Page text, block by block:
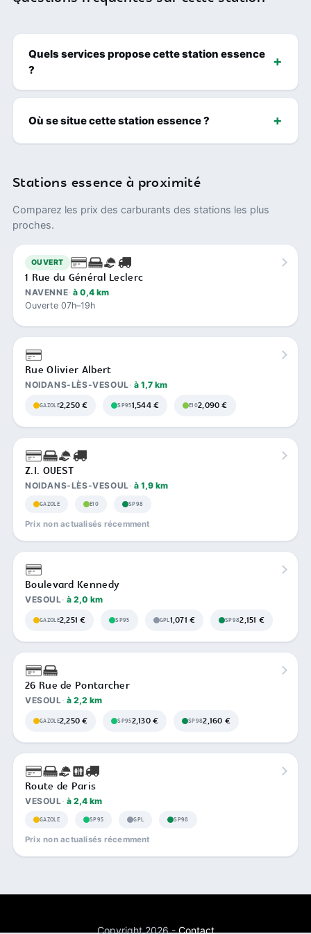
Quels services propose cette station essence
?
Où se situe cette station essence ?
Stations essence à proximité
Comparez les prix des carburants des stations les plus
proches.
OUVERT
1 Rue du Général Leclerc
NAVENNE à 0,4 km
Ouverte 07h–19h
Rue Olivier Albert
NOIDANS-LÈS-VESOUL à 1,7 km
GAZOLE2,250 € SP951,544 € E102,090 €
Z.I. OUEST
NOIDANS-LÈS-VESOUL à 1,9 km
GAZOLE E10 SP98
Prix non actualisés récemment
Boulevard Kennedy
VESOUL à 2,0 km
GAZOLE2,251 € SP95 GPL1,071 € SP982,151 €
26 Rue de Pontarcher
VESOUL à 2,2 km
GAZOLE2,250 € SP952,130 € SP982,160 €
Route de Paris
VESOUL à 2,4 km
GAZOLE SP95 GPL SP98
Prix non actualisés récemment
Copyright 2026 -Contact